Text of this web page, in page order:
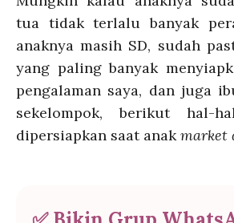
tua tidak terlalu banyak
anaknya masih SD, sudah
yang paling banyak
pengalaman saya, dan juga
sekelompok, berikut hal-
dipersiapkan saat anakmarket